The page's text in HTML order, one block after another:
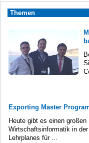
Themen
Exporting Master
Heute gibt es einen
Wirtschaftsinformatik in
Lehrplanes für ...